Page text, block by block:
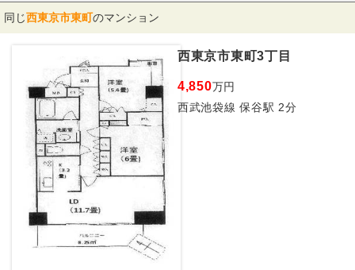
同じ西東京市東町のマンション
西東京市東町3丁目
4,850万円
西武池袋線 保谷駅 2分